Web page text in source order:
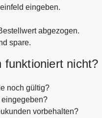
eingeben.
abgezogen.
spare.
funktioniert nicht?
noch gültig?
vorbehalten?